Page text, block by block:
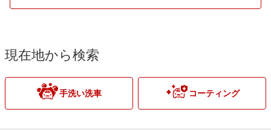
渋谷区
新宿区
調布市
八王子市
現在地から検索
手洗い洗車 コーティング